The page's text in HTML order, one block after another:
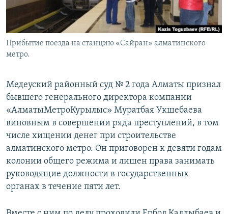
Прибытие поезда на станцию «Сайран» алматинского
метро.
Медеуский районный суд № 2 года Алматы признал
бывшего генерального директора компании
«АлматыМетроКурылыс» Муратбая Укшебаева
виновным в совершении ряда преступлений, в том
числе хищении денег при строительстве
алматинского метро. Он приговорен к девяти годам
колонии общего режима и лишен права занимать
руководящие должности в государственных
органах в течение пяти лет.